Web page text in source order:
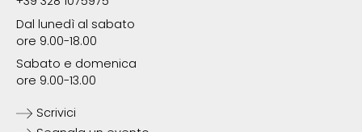
Dal lunedì al sabato
ore 9.00-18.00
Sabato e domenica
ore 9.00-13.00
Scrivici